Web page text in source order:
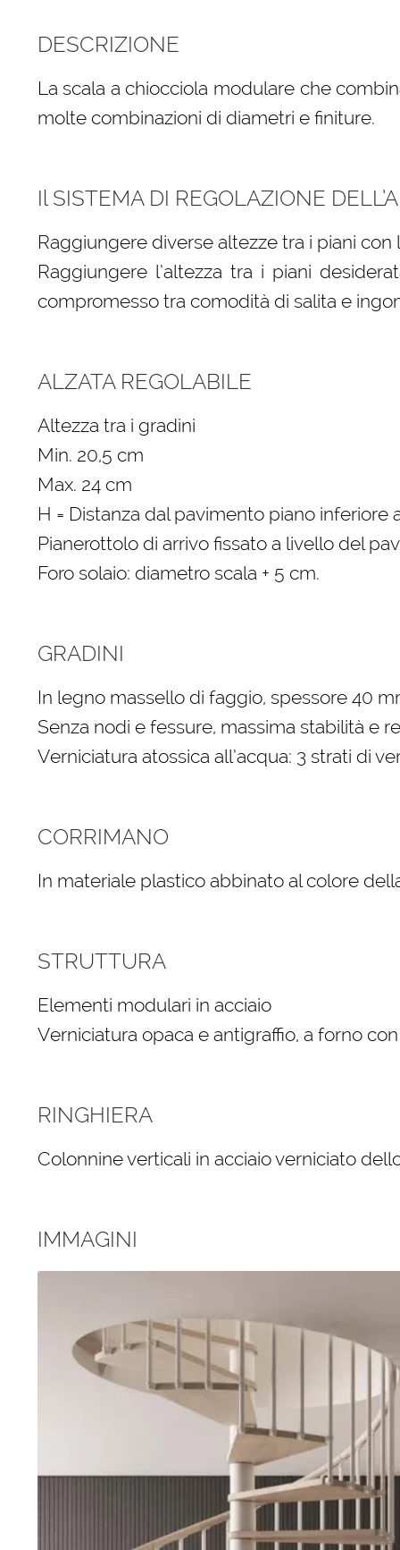
DESCRIZIONE
La scala a chiocciola modulare che
molte combinazioni di diametri e finiture.
Il SISTEMA DI REGOLAZIONE
Raggiungere diverse altezze tra i piani
Raggiungere l’altezza tra i piani
compromesso tra comodità di salita e
ALZATA REGOLABILE
Altezza tra i gradini
Min. 20,5 cm
Max. 24 cm
H = Distanza dal pavimento piano
Pianerottolo di arrivo fissato a livello del
Foro solaio: diametro scala + 5 cm.
GRADINI
In legno massello di faggio, spessore 40
Senza nodi e fessure, massima stabilità e
Verniciatura atossica all’acqua: 3 strati di
CORRIMANO
In materiale plastico abbinato al colore
STRUTTURA
Elementi modulari in acciaio
Verniciatura opaca e antigraffio, a forno
RINGHIERA
Colonnine verticali in acciaio verniciato
IMMAGINI